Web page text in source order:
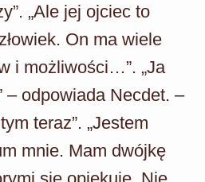
„Ale jej ojciec to
On ma wiele
i możliwości…”. „Ja
– odpowiada Necdet. –
teraz”. „Jestem
mnie. Mam dwójkę